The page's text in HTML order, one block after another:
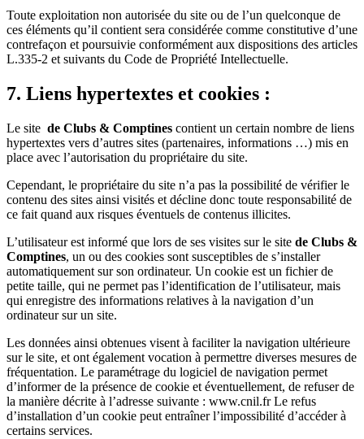
Toute exploitation non autorisée du site ou de l’un quelconque de
ces éléments qu’il contient sera considérée comme constitutive d’une
contrefaçon et poursuivie conformément aux dispositions des articles
L.335-2 et suivants du Code de Propriété Intellectuelle.
7. Liens hypertextes et cookies :
Le site de Clubs & Comptines contient un certain nombre de liens
hypertextes vers d’autres sites (partenaires, informations …) mis en
place avec l’autorisation du propriétaire du site.
Cependant, le propriétaire du site n’a pas la possibilité de vérifier le
contenu des sites ainsi visités et décline donc toute responsabilité de
ce fait quand aux risques éventuels de contenus illicites.
L’utilisateur est informé que lors de ses visites sur le site de Clubs &
Comptines, un ou des cookies sont susceptibles de s’installer
automatiquement sur son ordinateur. Un cookie est un fichier de
petite taille, qui ne permet pas l’identification de l’utilisateur, mais
qui enregistre des informations relatives à la navigation d’un
ordinateur sur un site.
Les données ainsi obtenues visent à faciliter la navigation ultérieure
sur le site, et ont également vocation à permettre diverses mesures de
fréquentation. Le paramétrage du logiciel de navigation permet
d’informer de la présence de cookie et éventuellement, de refuser de
la manière décrite à l’adresse suivante : www.cnil.fr Le refus
d’installation d’un cookie peut entraîner l’impossibilité d’accéder à
certains services.